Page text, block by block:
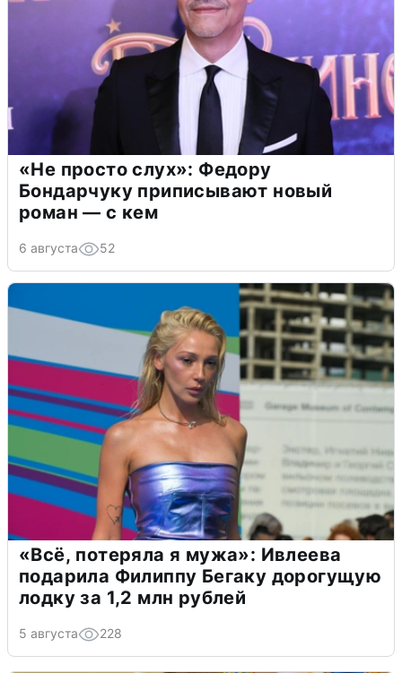
«Не просто слух»: Федору
Бондарчуку приписывают новый
роман — с кем
6 августа 52
«Всё, потеряла я мужа»: Ивлеева
подарила Филиппу Бегаку дорогущую
лодку за 1,2 млн рублей
5 августа 228